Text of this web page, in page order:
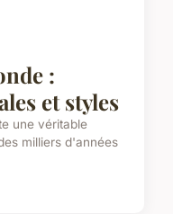
:
et styles
une véritable
milliers d'années